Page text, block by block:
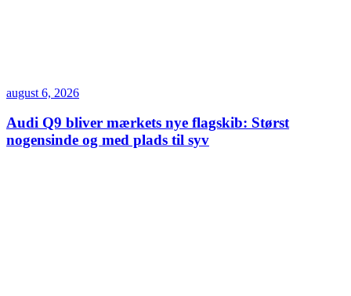
august 6, 2026
Audi Q9 bliver mærkets nye flagskib: Størst
nogensinde og med plads til syv